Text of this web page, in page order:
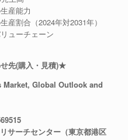
産能力
産割合（2024年対2031年）
ューチェーン
先(購入・見積)★
Market, Global Outlook and
サーチセンター（東京都港区